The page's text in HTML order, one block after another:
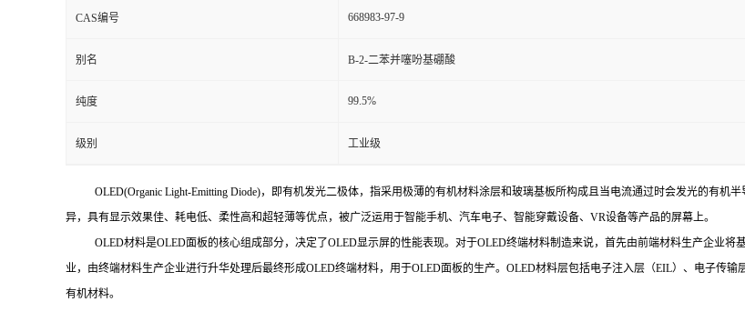
CAS编号 668983-97-9
别名 B-2-二苯并噻吩基硼酸
纯度 99.5%
级别 工业级
OLED(Organic Light-Emitting Diode)，即有机发光二极体，指采用极薄的有机材料涂层和玻璃基板所构成且当电流通过时会发光的有
异，具有显示效果佳、耗电低、柔性高和超轻薄等优点，被广泛运用于智能手机、汽车电子、智能穿戴设备、VR设备等产品的屏幕上。
OLED材料是OLED面板的核心组成部分，决定了OLED显示屏的性能表现。对于OLED终端材料制造来说，首先由前端材料生产企业
业，由终端材料生产企业进行升华处理后最终形成OLED终端材料，用于OLED面板的生产。OLED材料层包括电子注入层（EIL）、电子传
有机材料。